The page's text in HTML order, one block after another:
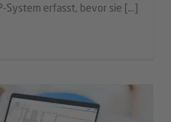
System erfasst, bevor sie [...]